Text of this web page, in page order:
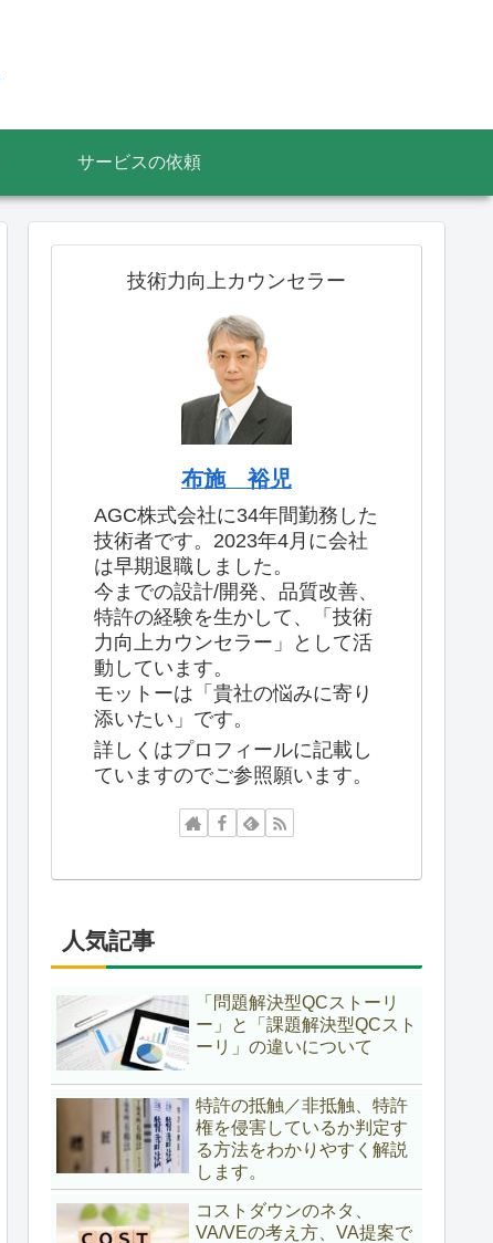
サービスの依頼
技術力向上カウンセラー
布施 裕児
AGC株式会社に34年間勤務した
技術者です。2023年4月に会社
は早期退職しました。
今までの設計/開発、品質改善、
特許の経験を生かして、「技術
力向上カウンセラー」として活
動しています。
モットーは「貴社の悩みに寄り
添いたい」です。
詳しくはプロフィールに記載し
ていますのでご参照願います。
人気記事
「問題解決型QCストーリ
ー」と「課題解決型QCスト
ーリ」の違いについて
特許の抵触／非抵触、特許
権を侵害しているか判定す
る方法をわかりやすく解説
します。
コストダウンのネタ、
VA/VEの考え方、VA提案で